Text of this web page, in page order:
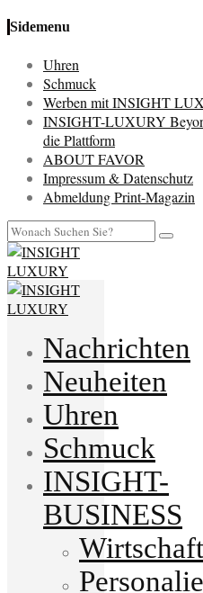
Sidemenu
Uhren
Schmuck
Werben mit INSIGHT
INSIGHT-LUXURY
die Plattform
ABOUT FAVOR
Impressum & Datenschutz
Abmeldung Print-Magazin
Nachrichten
Neuheiten
Uhren
Schmuck
INSIGHT-
BUSINESS
Wirtschaft